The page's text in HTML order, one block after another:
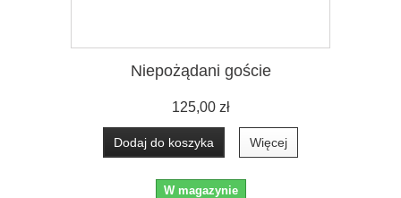
Niepożądani goście
125,00 zł
Dodaj do koszyka Więcej
W magazynie